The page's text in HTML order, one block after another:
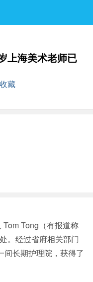
发表
上海美术老师已
收藏
Tong（有报道称
。经过省府相关部门
间长期护理院，获得了